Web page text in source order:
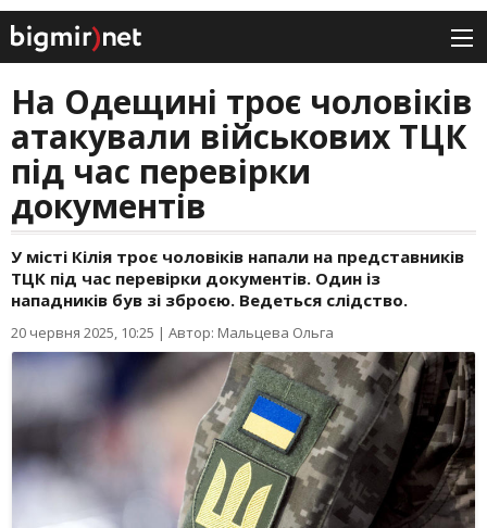
На Одещині троє чоловіків
атакували військових ТЦК
під час перевірки
документів
У місті Кілія троє чоловіків напали на представників
ТЦК під час перевірки документів. Один із
нападників був зі зброєю. Ведеться слідство.
20 червня 2025, 10:25 | Автор: Мальцева Ольга